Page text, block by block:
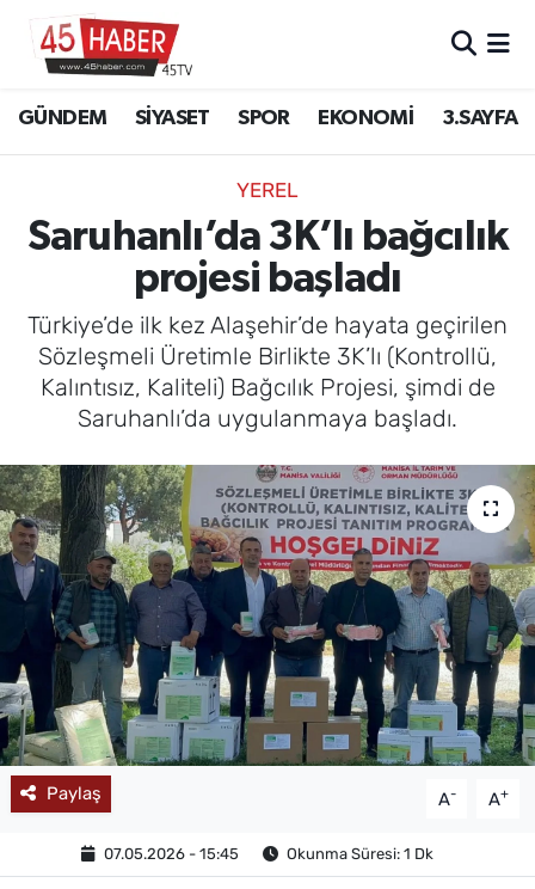
GÜNDEM SİYASET SPOR EKONOMİ 3.SAYFA
YEREL
Saruhanlı’da 3K’lı bağcılık
projesi başladı
Türkiye’de ilk kez Alaşehir’de hayata geçirilen
Sözleşmeli Üretimle Birlikte 3K’lı (Kontrollü,
Kalıntısız, Kaliteli) Bağcılık Projesi, şimdi de
Saruhanlı’da uygulanmaya başladı.
Paylaş A- A+
07.05.2026 - 15:45 Okunma Süresi: 1 Dk
SİYASET
EKONOMİ
3.SAYFA
EĞİTİM
YAŞAM
MAGAZİN
Manisa Hava Durumu
Manisa Trafik Yoğunluk Haritası
Süper Lig Puan Durumu ve Fikstür
Tüm Manşetler
Haber Arşivi